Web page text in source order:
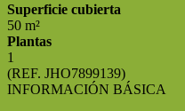
Superficie cubierta
50 m²
Plantas
1
(REF. JHO7899139)
INFORMACIÓN BÁSICA